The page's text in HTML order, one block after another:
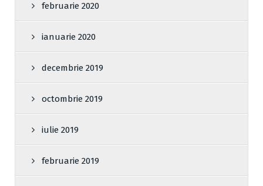
februarie 2020
ianuarie 2020
decembrie 2019
octombrie 2019
iulie 2019
februarie 2019